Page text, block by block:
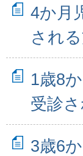
4か月
され
1歳8
受診
3歳6